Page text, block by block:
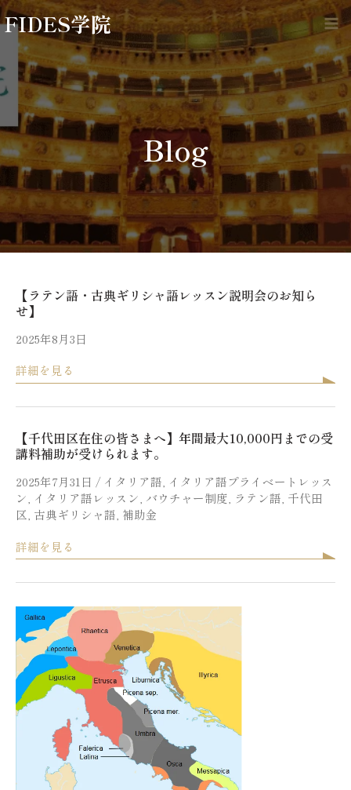
内
容
ス
キ
プ
FIDES学院
Blog
【ラテン語・古典ギリシャ語レッスン説明会のお知ら
せ】
2025年8月3日
詳細を見る
【千代田区在住の皆さまへ】年間最大10,000円までの受
講料補助が受けられます。
2025年7月31日 / イタリア語 イタリア語プライベートレッス
ン イタリア語レッスン バウチャー制度 ラテン語 千代田
区 古典ギリシャ語 補助金
詳細を見る